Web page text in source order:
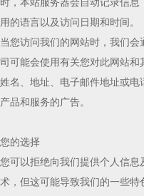
时，本站服务器会自动记录信
用的语言以及访问日期和时间。
当您访问我们的网站时，我们
司可能会使用有关您对此网站
姓名、地址、电子邮件地址或
产品和服务的广告。
您的选择
您可以拒绝向我们提供个人信息
术，但这可能导致我们的一些